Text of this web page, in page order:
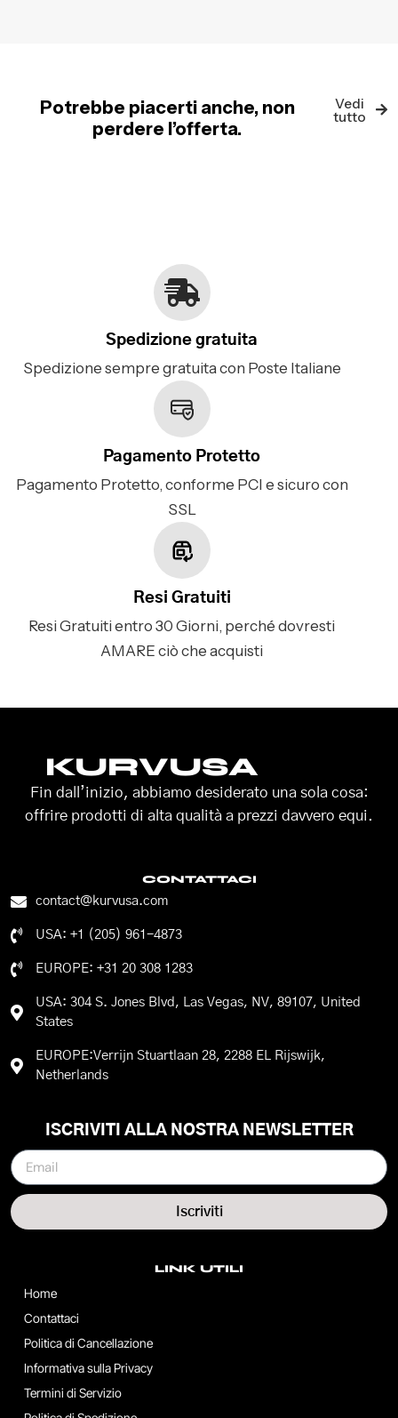
Potrebbe piacerti anche, non
perdere l’offerta.
Vedi
tutto
Spedizione gratuita
Spedizione sempre gratuita con Poste Italiane
Pagamento Protetto
Pagamento Protetto, conforme PCI e sicuro con
SSL
Resi Gratuiti
Resi Gratuiti entro 30 Giorni, perché dovresti
AMARE ciò che acquisti
KURVUSA
Fin dall’inizio, abbiamo desiderato una sola cosa:
offrire prodotti di alta qualità a prezzi davvero equi.
CONTATTACI
contact@kurvusa.com
USA: +1 (205) 961-4873
EUROPE: +31 20 308 1283
USA: 304 S. Jones Blvd, Las Vegas, NV, 89107, United
States
EUROPE:Verrijn Stuartlaan 28, 2288 EL Rijswijk,
Netherlands
LINK UTILI
Home
Contattaci
Politica di Cancellazione
Informativa sulla Privacy
Termini di Servizio
ISCRIVITI ALLA NOSTRA NEWSLETTER
Iscriviti